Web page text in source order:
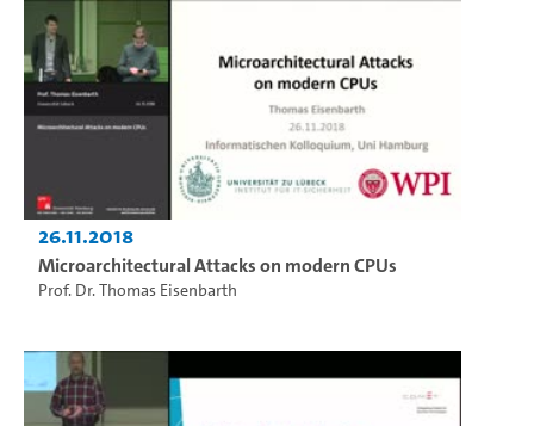
26.11.2018
Microarchitectural Attacks on modern CPUs
Prof. Dr. Thomas Eisenbarth